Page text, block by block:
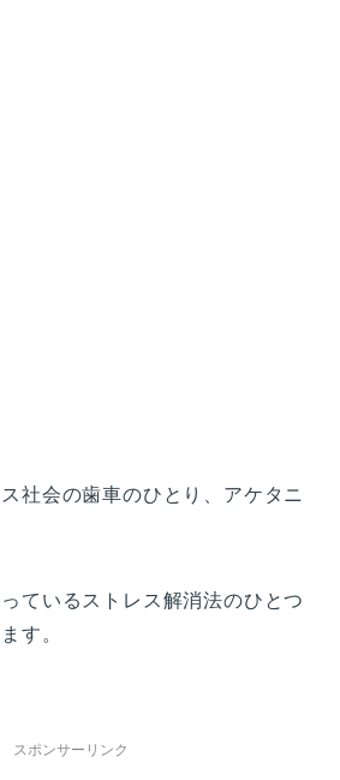
社会の歯車のひとり、アケタニ
ているストレス解消法のひとつ
す。
スポンサーリンク